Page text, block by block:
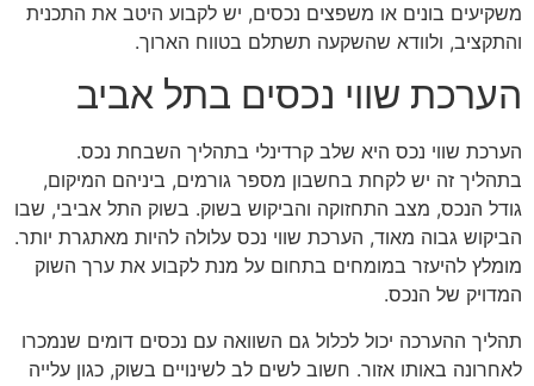
משקיעים בונים או משפצים נכסים, יש לקבוע היטב את התכנית
והתקציב, ולוודא שהשקעה תשתלם בטווח הארוך.
הערכת שווי נכסים בתל אביב
הערכת שווי נכס היא שלב קרדינלי בתהליך השבחת נכס.
בתהליך זה יש לקחת בחשבון מספר גורמים, ביניהם המיקום,
גודל הנכס, מצב התחזוקה והביקוש בשוק. בשוק התל אביבי, שבו
הביקוש גבוה מאוד, הערכת שווי נכס עלולה להיות מאתגרת יותר.
מומלץ להיעזר במומחים בתחום על מנת לקבוע את ערך השוק
המדויק של הנכס.
תהליך ההערכה יכול לכלול גם השוואה עם נכסים דומים שנמכרו
לאחרונה באותו אזור. חשוב לשים לב לשינויים בשוק, כגון עלייה